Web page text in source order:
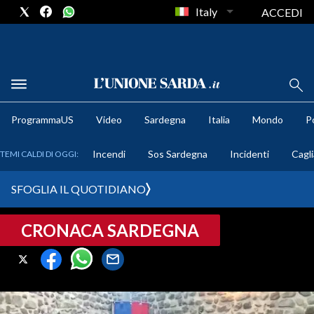
METEO
CRONACA SARDEGNA
CAGLIARI
SULCIS IGLESIENTE
Italy ACCEDI
ProgrammaUS Video Sardegna Italia Mondo
TEMI CALDI DI OGGI: Incendi Sos Sardegna Incidenti
SFOGLIA IL QUOTIDIANO
CRONACA SARDEGNA